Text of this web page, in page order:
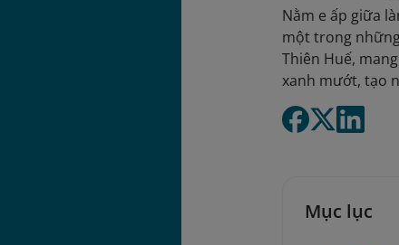
Nằm e ấp giữa
một trong
Thiên Huế,
xanh mướt, tạo
Mục lục